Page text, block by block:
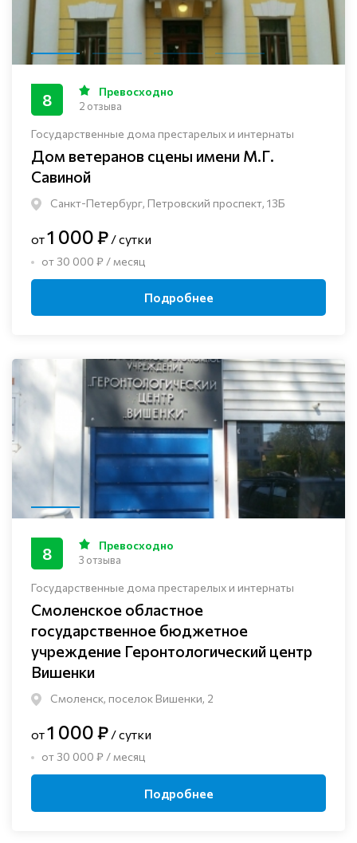
Государственные дома престарелых и интернаты
Дом ветеранов сцены имени М.Г.
Савиной
Санкт-Петербург, Петровский проспект, 13Б
8 Превосходно
2 отзыва
от1 000 ₽ / сутки
от 30 000 ₽ / месяц
Подробнее
Государственные дома престарелых и интернаты
Смоленское областное
государственное бюджетное
учреждение Геронтологический центр
Вишенки
Смоленск, поселок Вишенки, 2
8 Превосходно
3 отзыва
от1 000 ₽ / сутки
от 30 000 ₽ / месяц
Подробнее